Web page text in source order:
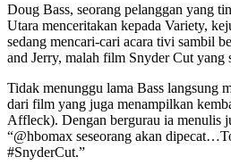
Doug Bass, seorang pelanggan yang
Utara menceritakan kepada Variety,
sedang mencari-cari acara tivi sambil
and Jerry, malah film Snyder Cut yang
Tidak menunggu lama Bass langsung
dari film yang juga menampilkan
Affleck). Dengan bergurau ia menulis
“@hbomax seseorang akan
#SnyderCut.”